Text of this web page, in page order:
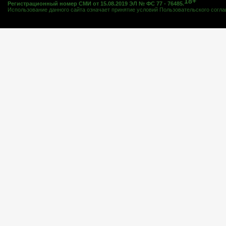
Регистрационный номер СМИ от 15.08.2019 ЭЛ № ФС 77 - 76485.
Использование данного сайта означает принятие условий Пользовательского